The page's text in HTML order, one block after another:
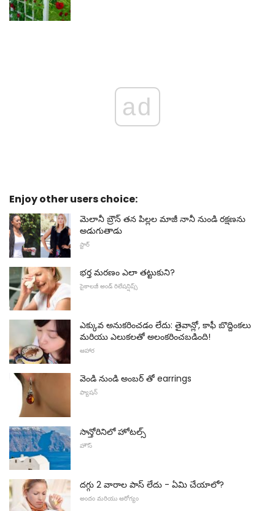
ad
Enjoy other users choice:
మెలానీ బ్రౌన్ తన పిల్లల మాజీ నానీ నుండి రక్షణను
అడుగుతాడు
స్టార్
భర్త మరణం ఎలా తట్టుకుని?
సైకాలజీ అండ్ రిలేషన్షిప్స్
ఎక్కువ అనుకరించడం లేదు: తైవాన్లో, కాఫీ బొద్దింకలు
మరియు ఎలుకలతో అలంకరించబడింది!
ఆహార
వెండి నుండి అంబర్ తో earrings
ఫ్యాషన్
సాన్తోరినిలో హోటల్స్
హౌస్
దగ్గు 2 వారాల పాస్ లేదు - ఏమి చేయాలో?
అందం మరియు ఆరోగ్యం